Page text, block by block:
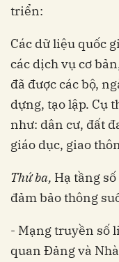
triển:
Các dữ liệu quốc
các dịch vụ cơ
đã được các bộ,
dựng, tạo lập. Cụ
như: dân cư, đất
giáo dục, giao
Thứ ba, Hạ tầng
đảm bảo thông
- Mạng truyền số
quan Đảng và